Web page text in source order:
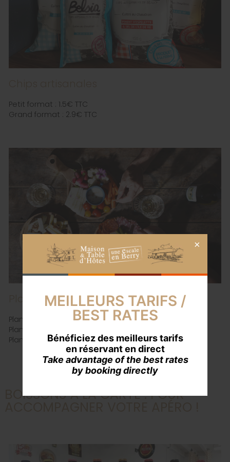
Petit format : 1.5€ TTC
Grand format : 2.9€ TTC
Planche Apéro : Charcuterie, Fromage
Plance Mixte (charcuterie:fromage) : 15 €
Planche charcuterie : 12 €
Planche Fromage : 12 €
BOISSONS À LA CARTE : POUR
MEILLEURS TARIFS /
BEST RATES
Bénéficiez des meilleurs tarifs
en réservant en direct
Take advantage of the best rates
by booking directly